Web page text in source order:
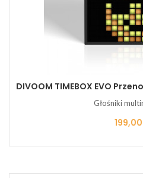
DIVOOM TIMEBOX EVO
Głośniki
Cena
199,00